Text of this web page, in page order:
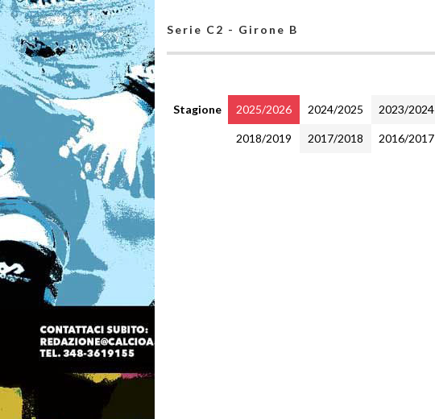
Serie C2 - Girone B
Stagione 2025/2026 2024/2025 2023/2024
2018/2019 2017/2018 2016/2017